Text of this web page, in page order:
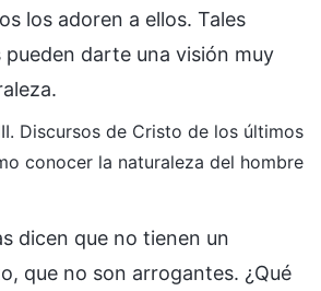
los adoren a ellos. Tales
darte una visión muy
Discursos de Cristo de los últimos
conocer la naturaleza del hombre
dicen que no tienen un
que no son arrogantes. ¿Qué